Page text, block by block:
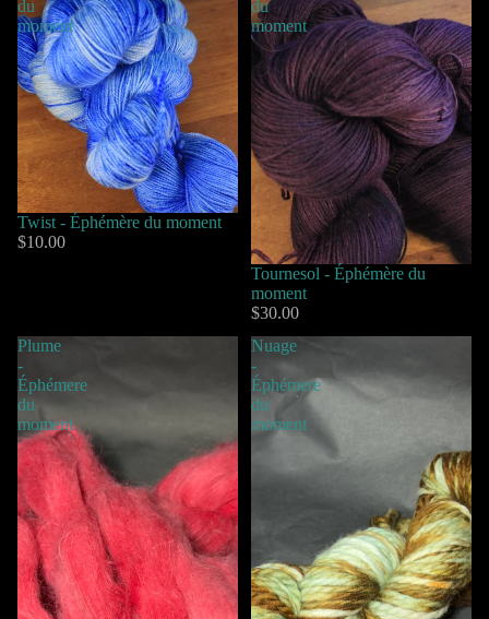
du
moment
Twist - Éphémère du moment
$10.00
du
moment
Tournesol - Éphémère du
moment
$30.00
Plume
-
Éphémere
du
moment
Nuage
-
Éphémere
du
moment